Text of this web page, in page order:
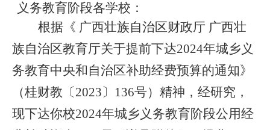
互动回应
数据专题
义务教育阶段各学校：
根据《 广西壮族自治区财政厅 广西壮
族自治区教育厅关于提前下达2024年城乡义
务教育中央和自治区补助经费预算的通知》
（桂财教〔2023〕136号）精神，经研究，
现下达你校2024年城乡义务教育阶段公用经